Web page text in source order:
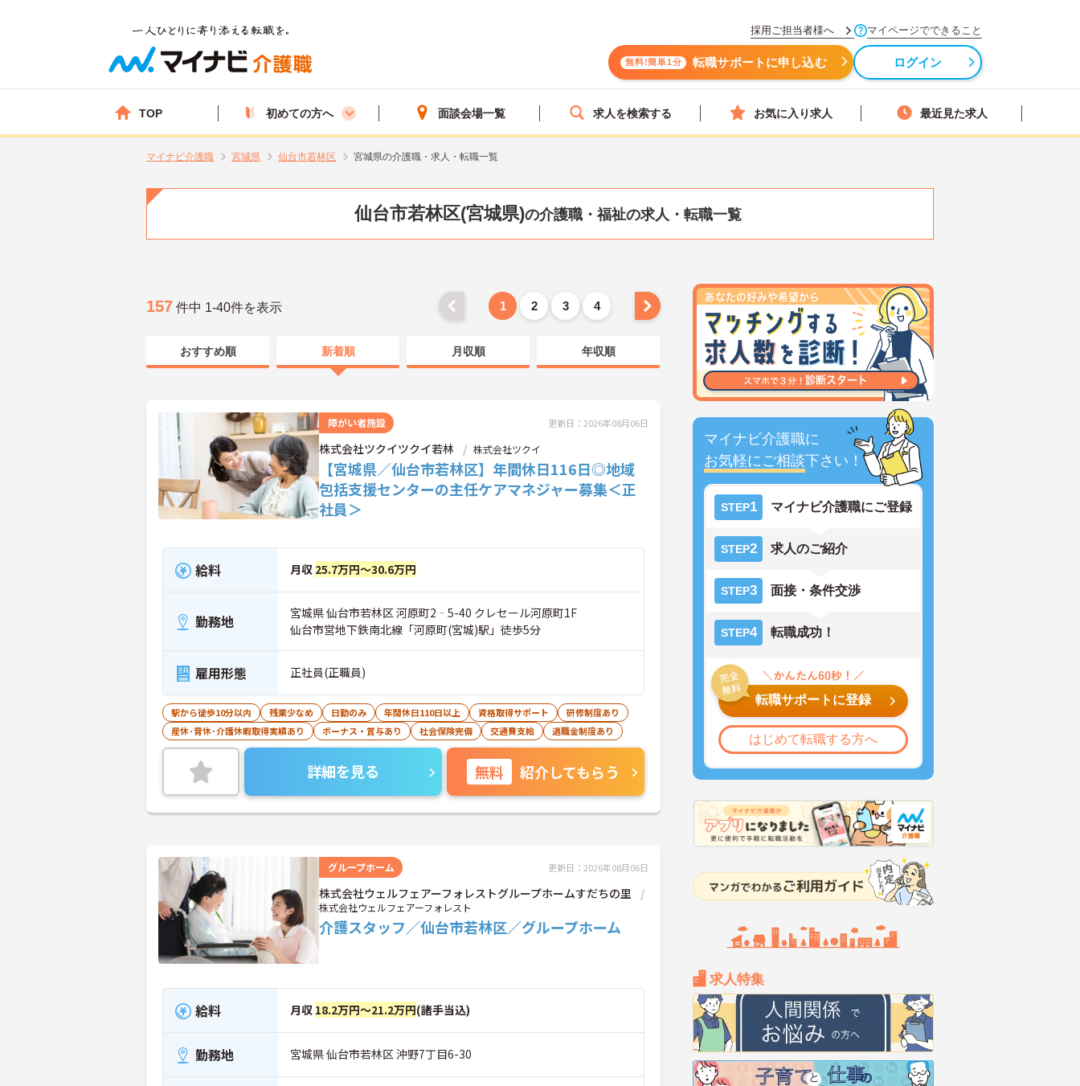
採用ご担当者様へ マイページでできること
無料!簡単1分 転職サポートに申し込む ログイン
TOP 初めての方へ 面談会場一覧 求人を検索する お気に入り求人 最近見た求人
マイナビ介護職 宮城県 仙台市若林区 宮城県の介護職・求人・転職一覧
仙台市若林区(宮城県)の介護職・福祉の求人・転職一覧
マイナビ介護職に
お気軽にご相談下さい！
STEP1 マイナビ介護職にご登録
STEP2 求人のご紹介
STEP3 面接・条件交渉
STEP4 転職成功！
転職サポートに登録
はじめて転職する方へ
求人特集
157 件中 1-40件を表示 1 2 3 4
おすすめ順 新着順 月収順 年収順
障がい者施設 更新日：2026年08月06日
株式会社ツクイツクイ若林 株式会社ツクイ
【宮城県／仙台市若林区】年間休日116日◎地域
包括支援センターの主任ケアマネジャー募集＜正
社員＞
給料 月収 25.7万円～30.6万円
勤務地
宮城県 仙台市若林区 河原町2‐5-40 クレセール河原町1F
仙台市営地下鉄南北線「河原町(宮城)駅」徒歩5分
雇用形態 正社員(正職員)
駅から徒歩10分以内 残業少なめ 日勤のみ 年間休日110日以上 資格取得サポート
研修制度あり
産休･育休･介護休暇取得実績あり
ボーナス・賞与あり 社会保険完備 交通費支給 退職金制度あり
詳細を見る 無料 紹介してもらう
グループホーム 更新日：2026年08月06日
株式会社ウェルフェアーフォレストグループホームすだちの里
株式会社ウェルフェアーフォレスト
介護スタッフ／仙台市若林区／グループホーム
給料 月収 18.2万円～21.2万円(諸手当込)
勤務地 宮城県 仙台市若林区 沖野7丁目6-30